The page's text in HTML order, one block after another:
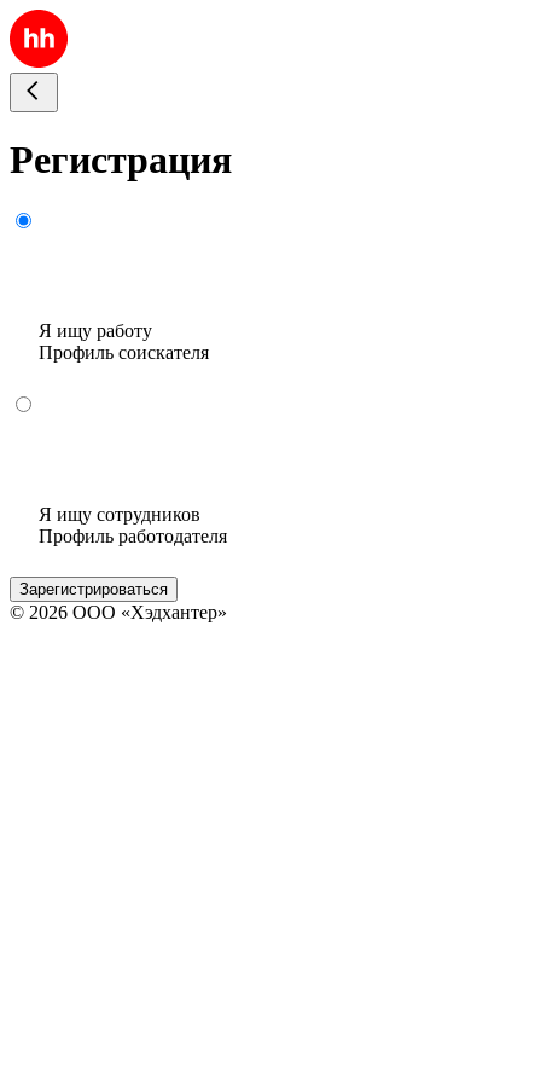
Регистрация
Я ищу работу
Профиль соискателя
Я ищу сотрудников
Профиль работодателя
Зарегистрироваться
© 2026 ООО «Хэдхантер»